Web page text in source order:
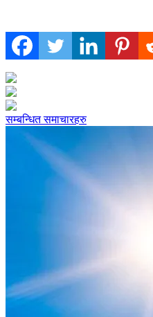
सम्बन्धित समाचारहरु